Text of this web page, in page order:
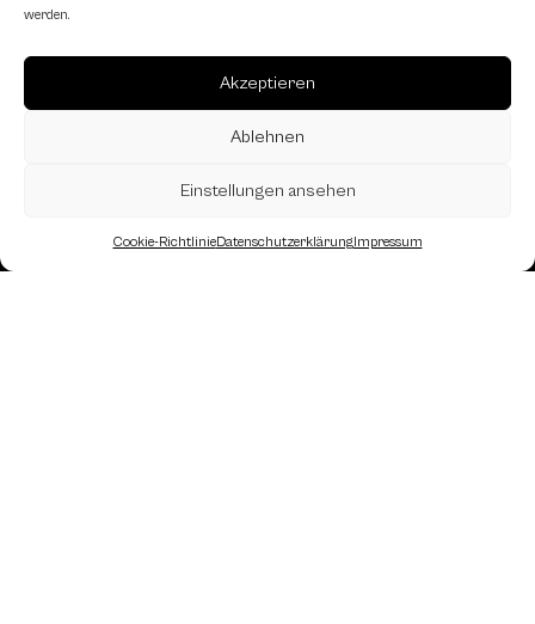
werden.
Akzeptieren
Ablehnen
Einstellungen ansehen
Cookie-RichtlinieDatenschutzerklärungImpressum